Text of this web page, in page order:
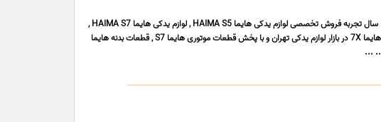
فروشگاه لوازم یدکی هایما استور با بیش از 5 سال تجربه فروش تخصصی لوازم یدکی هایما HAIMA S5 , لوازم یدکی هایما HAIMA S7 ,
لوازم یدکی HAIMA S8 و فروش لوازم یدکی هایما 7X در بازار لوازم یدکی تهران و با پخش قطعات موتوری هایما S7 , قطعات بدنه هایما